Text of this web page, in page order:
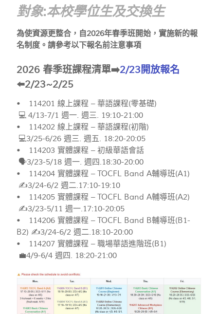
對象:本校學位生及交換生
為使資源更整合，自2026年春季班開始，實施新的報
名制度。請參考以下報名前注意事項
2026 春季班課程清單➡️2/23開放報名
⬅️2/23~2/25
• 114201 線上課程 – 華語課程(零基礎)
💻 4/13-7/1 週一. 週三. 19:10-21:00
• 114202 線上課程 – 華語課程(初階)
💻3/25-6/26 週三. 週五. 18:20-20:05
• 114203 實體課程 – 初級華語會話
🗣️3/23-5/18 週一. 週四.18:30-20:00
• 114204 實體課程 – TOCFL Band A輔導班(A1)
✍️3/24-6/2 週二.17:10-19:10
• 114205 實體課程 – TOCFL Band A輔導班(A2)
✍️3/23-5/11 週一.17:10-20:05
• 114206 實體課程 – TOCFL Band B輔導班(B1-
B2) ✍️3/24-6/2 週二.18:10-20:00
• 114207 實體課程 – 職場華語進階班(B1)
💼4/9-6/4 週四. 18:20-21:00